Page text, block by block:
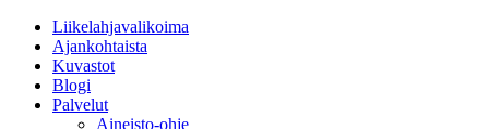
Liikelahjavalikoima
Ajankohtaista
Kuvastot
Blogi
Palvelut
Aineisto-ohje